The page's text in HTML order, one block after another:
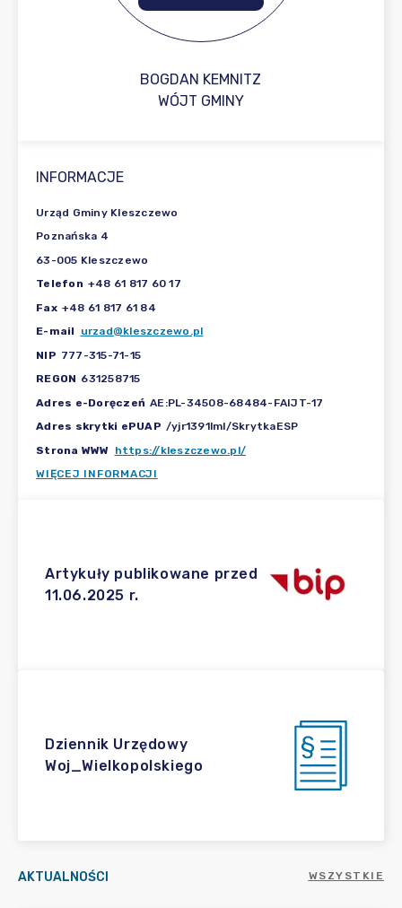
BOGDAN KEMNITZ
WÓJT GMINY
INFORMACJE
Urząd Gminy Kleszczewo
Poznańska 4
63-005 Kleszczewo
Telefon +48 61 817 60 17
Fax +48 61 817 61 84
E-mail
urzad@kleszczewo.pl
NIP 777-315-71-15
REGON 631258715
Adres e-Doręczeń AE:PL-34508-68484-FAIJT-17
Adres skrytki ePUAP /yjr1391lml/SkrytkaESP
Strona WWW https://kleszczewo.pl/
WIĘCEJ INFORMACJI
Artykuły publikowane przed
11.06.2025 r.
Dziennik Urzędowy
Woj_Wielkopolskiego
AKTUALNOŚCI WSZYSTKIE